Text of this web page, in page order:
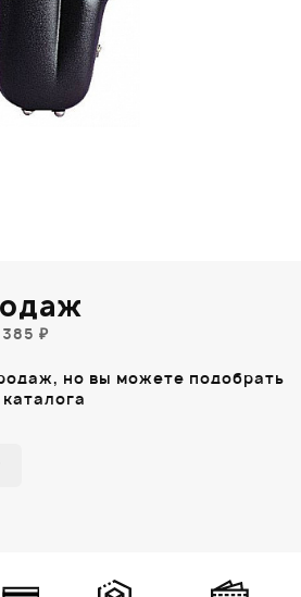
₽
но вы можете подобрать